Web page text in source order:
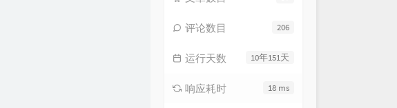
206
评论数目
10年151天
运行天数
18 ms
响应耗时